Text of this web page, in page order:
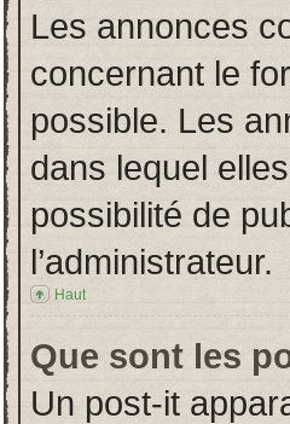
Les annonces
concernant le
possible. Les
dans lequel
possibilité de
l’administrateur.
Haut
Que sont les
Un post-it